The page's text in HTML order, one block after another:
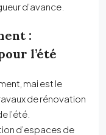
d’avance.
:
l’été
mai est le
de rénovation
l’été.
d’espaces de